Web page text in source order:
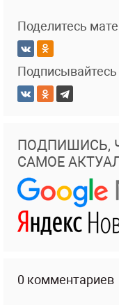
Поделитесь
Подписывайтесь
ПОДПИШИСЬ,
САМОЕ
0 комментариев